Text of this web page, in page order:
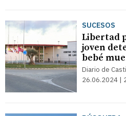
SUCESOS
Libertad
joven
bebé
Diario de
26.06.2024 |